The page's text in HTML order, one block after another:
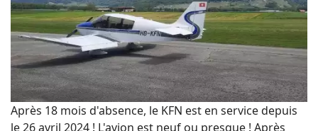
Après 18 mois d'absence, le KFN est en service depuis
le 26 avril 2024 ! L'avion est neuf ou presque ! Après